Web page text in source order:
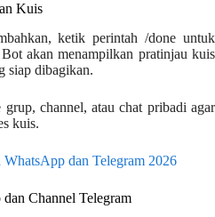
Kuis
ketik perintah /done untuk
akan menampilkan pratinjau kuis
siap dibagikan.
channel, atau chat pribadi agar
kuis.
dan Telegram 2026
Channel Telegram